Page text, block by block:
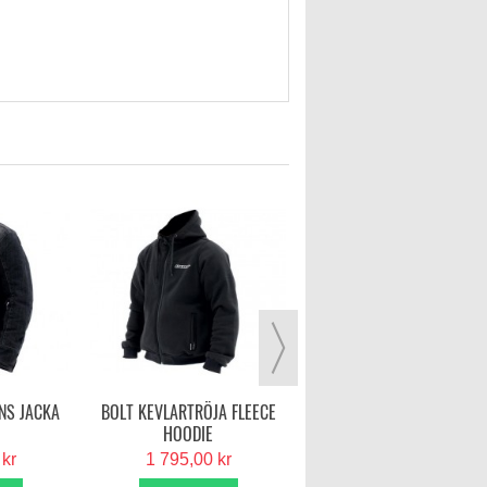
JACKA
BOLT KEVLARTRÖJA FLEECE
HOODIE
1 795,00 kr